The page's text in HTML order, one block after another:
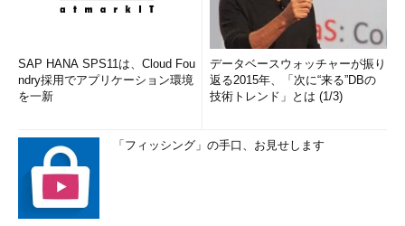
SAP HANA SPS11は、Cloud Fou
ndry採用でアプリケーション環境
を一新
データベースウォッチャーが振り
返る2015年、「次に“来る”DBの
技術トレンド」とは (1/3)
「フィッシング」の手口、お見せします